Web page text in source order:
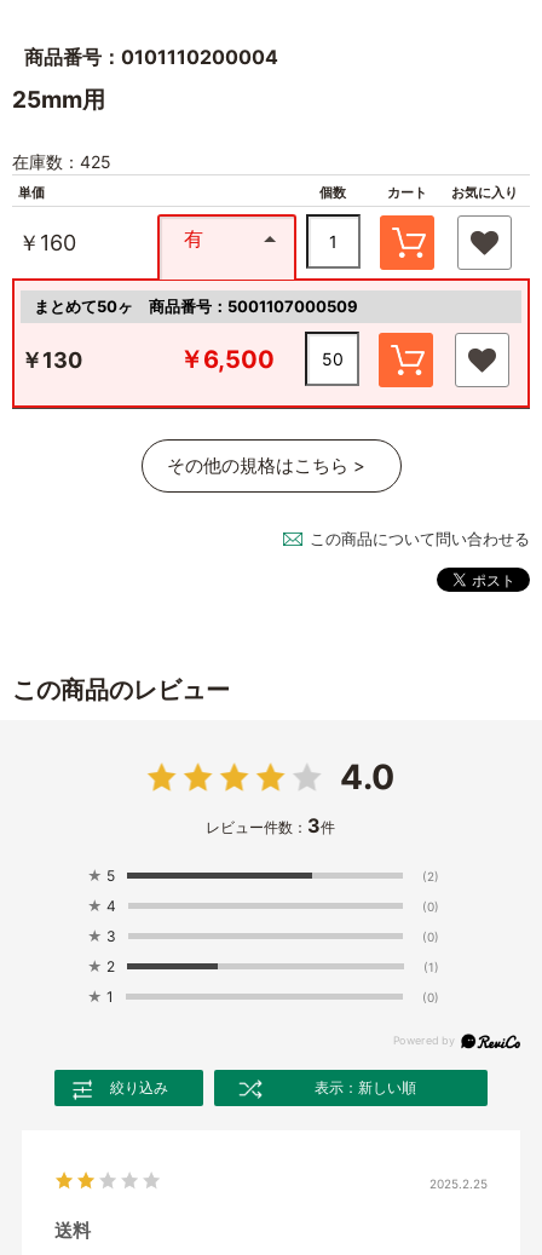
商品番号：0101110200004
25mm用
在庫数：425
単価 個数 カート お気に入り
￥160 有
まとめて50ヶ 商品番号：5001107000509
￥130 ￥6,500
その他の規格はこちら >
この商品について問い合わせる
この商品のレビュー
4.0
レビュー件数： 3件
★ 5 (2)
★ 4 (0)
★ 3 (0)
★ 2 (1)
★ 1 (0)
絞り込み 表示：新しい順
2025.2.25
送料